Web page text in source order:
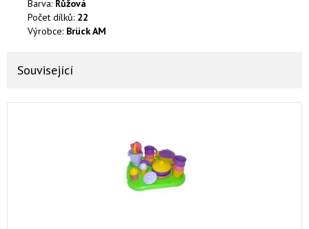
Barva: Růžová
Počet dílků: 22
Výrobce: Brück AM
Související